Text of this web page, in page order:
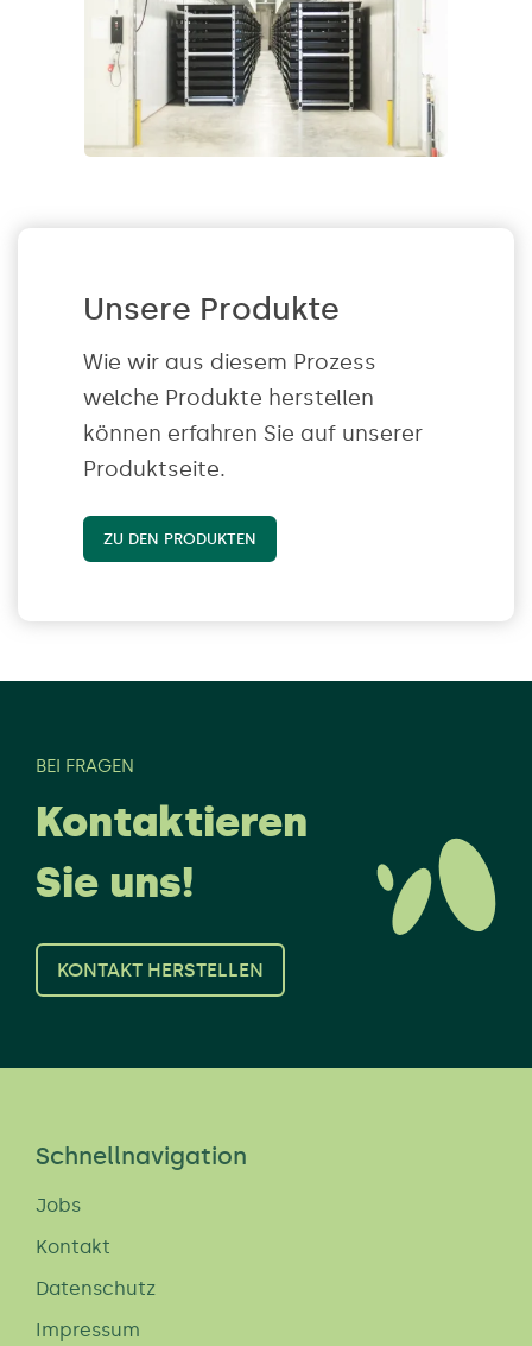
Unsere Produkte
Wie wir aus diesem Prozess
welche Produkte herstellen
können erfahren Sie auf unserer
Produktseite.
ZU DEN PRODUKTEN
BEI FRAGEN
Kontaktieren
Sie uns!
KONTAKT HERSTELLEN
Schnellnavigation
Jobs
Kontakt
Datenschutz
Impressum